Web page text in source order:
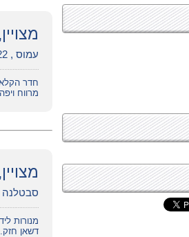
עמוס , 25/6/2022
חדר
מרווח
סבטלנה , 4/5/
מנורות
דשאן חזק.